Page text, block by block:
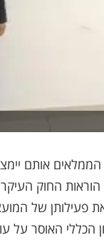
אותם
החוק
פעילותן של
האוסר על